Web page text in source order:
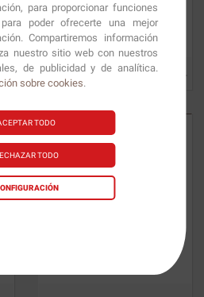
para proporcionar funciones
poder ofrecerte una mejor
Compartiremos información
nuestro sitio web con nuestros
de publicidad y de analítica.
sobre cookies.
TODO
TODO
€
Diuretic Fast Water Loss90
caps.